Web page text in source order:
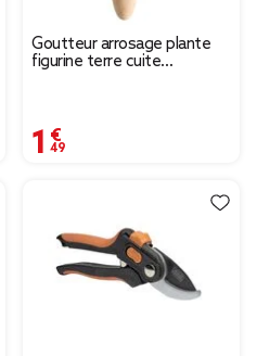
Goutteur arrosage plante
figurine terre cuite
1,49 €